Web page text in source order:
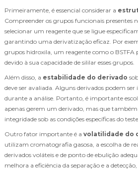
Primeiramente, é essencial considerar a
Compreender os grupos funcionais presentes
selecionar um reagente que se ligue
garantindo uma derivatização eficaz. Por
grupos hidroxila, um reagente como o BSTFA
devido à sua capacidade de sililar esses grupos.
Além disso, a estabilidade do derivado
deve ser avaliada. Alguns derivados podem ser
durante a análise. Portanto, é importante
apenas gerem um derivado, mas que
integridade sob as condições específicas do
Outro fator importante é a volatilidade do
utilizam cromatografia gasosa, a escolha de
derivados voláteis e de ponto de ebulição
melhora a eficiência da separação e a